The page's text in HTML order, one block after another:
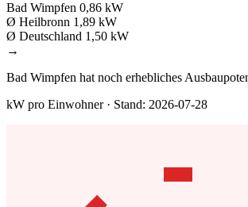
Bad Wimpfen 0,86 kW
Ø Heilbronn 1,89 kW
Ø Deutschland 1,50 kW
→
Bad Wimpfen hat noch erhebliches
kW pro Einwohner · Stand: 2026-07-28